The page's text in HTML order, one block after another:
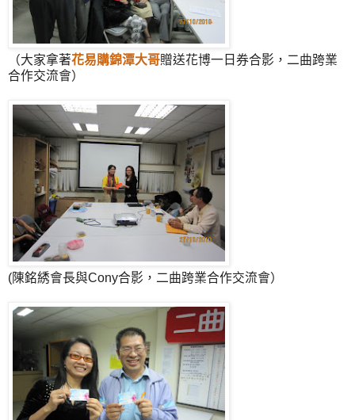
（大家拿著花易購錦潭大哥贈送花博一日券合影，二曲跨業
合作交流會）
(陳銘綉會長與Cony合影，二曲跨業合作交流會）